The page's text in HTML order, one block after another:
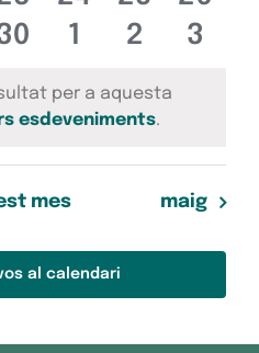
0
1
0
2
0
3
per a aquesta
esdeveniments.
mes maig
al calendari